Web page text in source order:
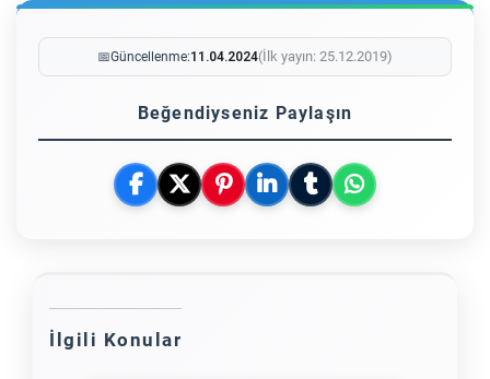
📅Güncellenme:11.04.2024(İlk yayın: 25.12.2019)
Beğendiyseniz Paylaşın
İlgili Konular